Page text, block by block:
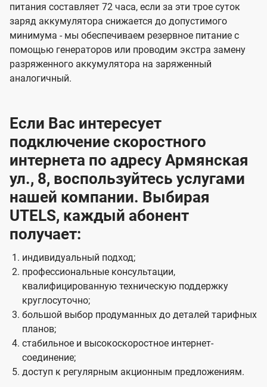
питания составляет 72 часа, если за эти трое суток
заряд аккумулятора снижается до допустимого
минимума - мы обеспечиваем резервное питание с
помощью генераторов или проводим экстра замену
разряженного аккумулятора на заряженный
аналогичный.
Если Вас интересует
подключение скоростного
интернета по адресу Армянская
ул., 8, воспользуйтесь услугами
нашей компании. Выбирая
UTELS, каждый абонент
получает:
индивидуальный подход;
профессиональные консультации,
квалифицированную техническую поддержку
круглосуточно;
большой выбор продуманных до деталей тарифных
планов;
стабильное и высокоскоростное интернет-
соединение;
доступ к регулярным акционным предложениям.